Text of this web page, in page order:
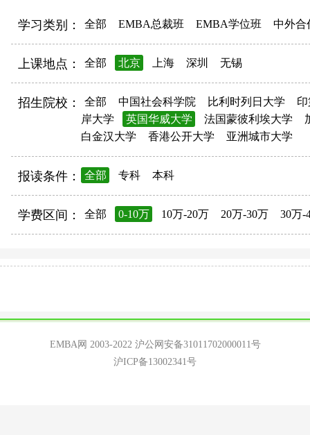
学习类别： 全部 EMBA总裁班 EMBA学位班 中外合
上课地点： 全部 北京 上海 深圳 无锡
招生院校： 全部 中国社会科学院 比利时列日大学
岸大学
英国华威大学 法国蒙彼利埃大学
白金汉大学
香港公开大学 亚洲城市大学
报读条件： 全部 专科 本科
学费区间： 全部 0-10万 10万-20万 20万-30万 30万-
EMBA网 2003-2022 沪公网安备31011702000011号
沪ICP备13002341号